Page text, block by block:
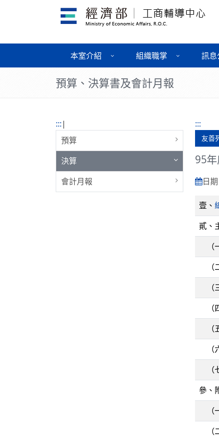
本室介紹 組織職掌 訊息
預算、決算書及會計月報
:::|
預算
決算
會計月報
:::
友善
95
日
壹、
貳、
（
（
（
（
（
（
（
參、
（
（